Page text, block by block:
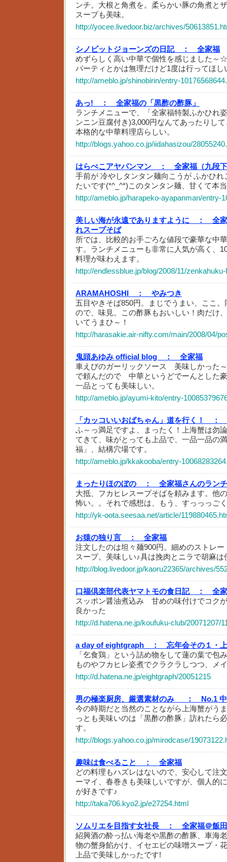
ンチ。大根と角煮を。柔らかい豚の角煮と
スープも美味。
http://yocee.livedoor.biz/archives/
シノビットジョーンズの日記 ：
全家福
めずらしく高い中華で個性を感じました～
パーティとかは無理だけど1度は行ってほし
http://ameblo.jp/shinobirin/entry-
あっ! ：
全家福の「黒酢の酢豚」
ランチメニューで、「全家福特製ふかひれ
ンニン豆腐付き)3,000円なんてあったりし
本格的な中華料理店らしい。
http://blogs.yahoo.co.jp/iidahasizou/
はらぺこアヤパンマン ：
全家福（九段
手前が 冷やしタンタン麺向こうが ふかひ
たいです(*^_^*)このタンタン麺、甘くて本
http://ameblo.jp/harapeko-ayapanman/entry-
美しい海が永遠でありますように ：
全
れスープそば
所では、比較的お手ごろな値段で豪華な中
す。ランチメニューも非常に人気が高く、
料理が味わえます。
http://endlessblue.jp/blog/2008/11/
ARAMAHOSHI ：
やみつき
五目やきそば850円。まじでうまい、ここ
ので、味見。この酢豚もおいしい！肉だけ
いてうまひ～！
http://harasakie.air-nifty.com/main/2008/04/
鬼頭あゆみ official blog ：
全家福
車えびのガーリックソース 美味しかった
で頼んだので 中華というどでーんとした
一品とっても美味しい。
http://ameblo.jp/ayumi-kito/entry-
「カッコいいおばちゃん」道を行く！ ：
ふ～っ満足ですよ、まったく！上海蟹は勿
てきて、味がとっても上品で、一品一品の
福」、結構穴場です。
http://ameblo.jp/kkakooba/entry-
まったりほのぼの ：
全家福さんのランチ
大抵、フカヒレスープそばを頼みます。他
怖い。。それで感想は、もう、すっっっご
http://yk-oota.seesaa.net/article/
お猿の独り言 ：
全家福
注文したのは坦々麺900円。細めのストレ
スープ。美味しい♪具は挽肉とニラで胡麻
http://blog.livedoor.jp/kaoru22365/archives/
口福倶楽部代表ヤマトモの食日記 ：
全
スッポン醤油煮込み 甘めの味付けでコク
良かった
http://d.hatena.ne.jp/koufuku-club/20071207/
a day of eightgraph ：
忘年会その１・
「乞食鶏」という詰め物をして蓮の葉で包
ものやフカヒレ姿煮でクラクラしつつ、メ
http://d.hatena.ne.jp/eightgraph/20051215
男の極楽厨房、厳選素材のみ_ ：
No.1
今の時期だと当然のことながら上海蟹がう
っとも美味いのは「黒酢の酢豚」訪れたら
す。
http://blogs.yahoo.co.jp/mirodcase/
趣味は食べること ：
全家福
どの料理もハズレはないので、安心して注
ーマイ、春巻きも美味しいですが、個人的
が好きです♪
http://taka706.kyo2.jp/e27254.html
ソムリエを目指す女社長 ：
全家福＠飯
紹興酒の酔っ払い海老や黒酢の酢豚、車海
物の蟹身餡かけ、イセエビの味噌スープ・
上品で美味しかったです!